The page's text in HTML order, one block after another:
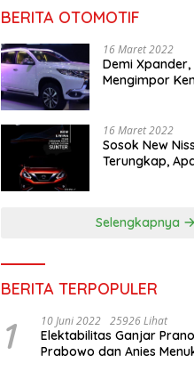
BERITA OTOMOTIF
16 Maret 2022
Demi
Mengimpor
16 Maret 2022
Sosok New
Terungkap,
Selengkapnya
BERITA TERPOPULER
1 10 Juni 2022 25926 Lihat
Elektabilitas Ganjar
Prabowo dan Anies